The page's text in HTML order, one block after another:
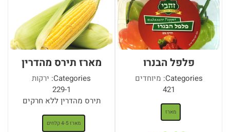
פלפל הבנרו
Categories: מיוחדים
421
מארז
מארז תירס מהדרין
Categories: ירקות
229-1
תירס מהדרין ללא חרקים
מארז 4-5 קלחים